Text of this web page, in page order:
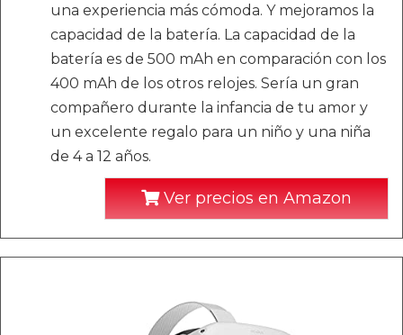
una experiencia más cómoda. Y mejoramos la
capacidad de la batería. La capacidad de la
batería es de 500 mAh en comparación con los
400 mAh de los otros relojes. Sería un gran
compañero durante la infancia de tu amor y
un excelente regalo para un niño y una niña
de 4 a 12 años.
Ver precios en Amazon